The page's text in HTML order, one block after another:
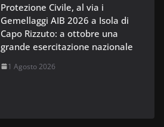
Protezione Civile, al via i
Gemellaggi AIB 2026 a Isola di
Capo Rizzuto: a ottobre una
grande esercitazione nazionale
1 Agosto 2026